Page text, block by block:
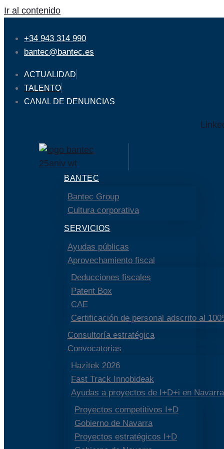
Ir al contenido
+34 943 314 990
bantec@bantec.es
ACTUALIDAD
TALENTO
CANAL DE DENUNCIAS
BANTEC
Bantec Group
Cultura corporativa
SERVICIOS
Ayudas públicas
Aprovechamiento fiscal
Deducciones fiscales
Patent Box
CAE
Certificación de personal adscrito al
Consultoría estratégica
Convocatorias
Hazitek 2026
Fast Track Innobideak
Ayudas a proyectos de I+D+i en Navarra
Proyectos competitivos I+D
Gobierno de Navarra
Proyectos estratégicos I+D